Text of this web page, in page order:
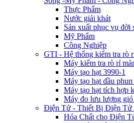
Thực Phẩm
Nước giải khát
Sản xuất phục vụ đời
Mỹ Phẩm
Công Nghiệp
GTI - Hệ thống kiểm tra rò
Máy kiểm tra rò rỉ
Máy tạo hạt 3990-1
Máy tạo hạt đầu
Máy tạo hạt tích hợp
Máy đo lưu lượng
Điện Tử - Thiết Bị Điện Tử
Hóa Chất cho Điện